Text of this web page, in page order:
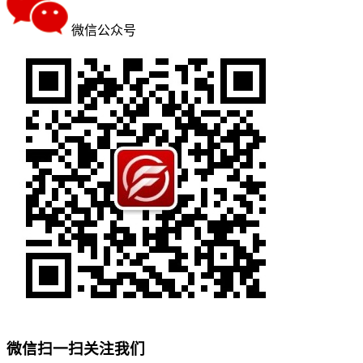
微信公众号
微信扫一扫关注我们